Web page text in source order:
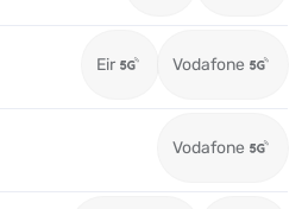
Eir Vodafone
Vodafone